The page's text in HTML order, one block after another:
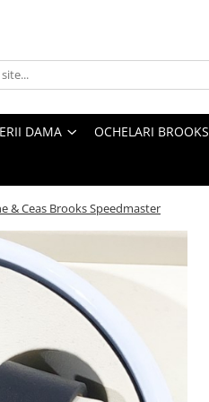
DAMA OCHELARI BROOKS
& Ceas Brooks Speedmaster